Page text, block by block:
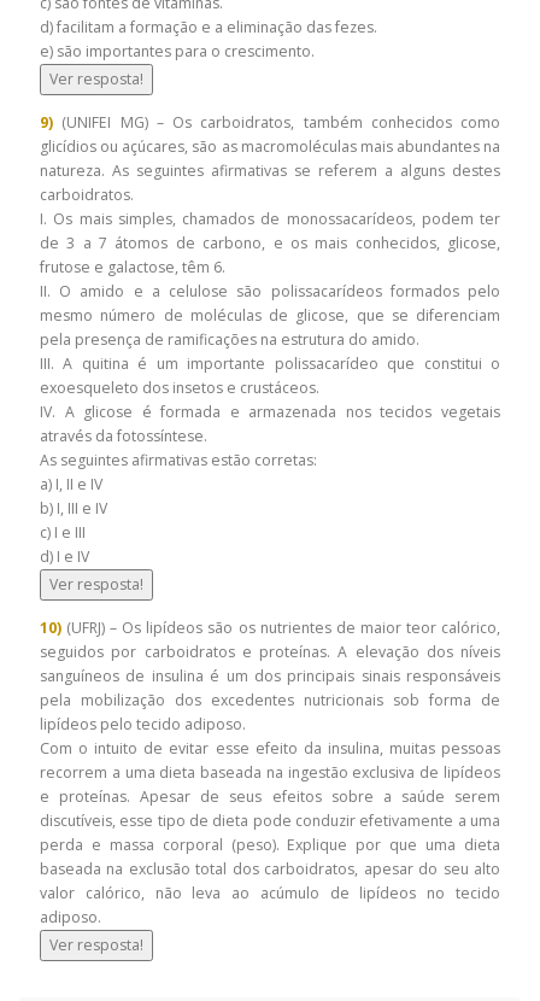
d) facilitam a formação e a eliminação das fezes.
e) são importantes para o crescimento.
Ver resposta!
9) (UNIFEI MG) – Os carboidratos, também conhecidos como
glicídios ou açúcares, são as macromoléculas mais abundantes na
natureza. As seguintes afirmativas se referem a alguns destes
carboidratos.
I. Os mais simples, chamados de monossacarídeos, podem ter
de 3 a 7 átomos de carbono, e os mais conhecidos, glicose,
frutose e galactose, têm 6.
II. O amido e a celulose são polissacarídeos formados pelo
mesmo número de moléculas de glicose, que se diferenciam
pela presença de ramificações na estrutura do amido.
III. A quitina é um importante polissacarídeo que constitui o
exoesqueleto dos insetos e crustáceos.
IV. A glicose é formada e armazenada nos tecidos vegetais
através da fotossíntese.
As seguintes afirmativas estão corretas:
a) I, II e IV
b) I, III e IV
c) I e III
d) I e IV
Ver resposta!
10) (UFRJ) – Os lipídeos são os nutrientes de maior teor calórico,
seguidos por carboidratos e proteínas. A elevação dos níveis
sanguíneos de insulina é um dos principais sinais responsáveis
pela mobilização dos excedentes nutricionais sob forma de
lipídeos pelo tecido adiposo.
Com o intuito de evitar esse efeito da insulina, muitas pessoas
recorrem a uma dieta baseada na ingestão exclusiva de lipídeos
e proteínas. Apesar de seus efeitos sobre a saúde serem
discutíveis, esse tipo de dieta pode conduzir efetivamente a uma
perda e massa corporal (peso). Explique por que uma dieta
baseada na exclusão total dos carboidratos, apesar do seu alto
valor calórico, não leva ao acúmulo de lipídeos no tecido
adiposo.
Ver resposta!